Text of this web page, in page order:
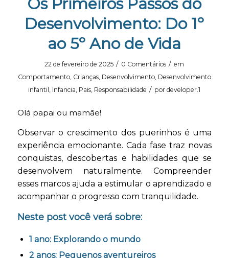
Os Primeiros Passos do
Desenvolvimento: Do 1º
ao 5º Ano de Vida
22 de fevereiro de 2025 / 0 Comentários / em
Comportamento, Crianças, Desenvolvimento, Desenvolvimento
infantil
Infancia Pais Responsabilidade / pordeveloper.1
Olá papai ou mamãe!
Observar o crescimento dos puerinhos é uma
experiência emocionante. Cada fase traz novas
conquistas, descobertas e habilidades que se
desenvolvem naturalmente. Compreender
esses marcos ajuda a estimular o aprendizado e
acompanhar o progresso com tranquilidade.
Neste post você verá sobre:
1 ano: Explorando o mundo
2 anos: Pequenos aventureiros